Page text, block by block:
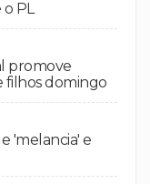
PL
promove
filhos domingo
'melancia' e